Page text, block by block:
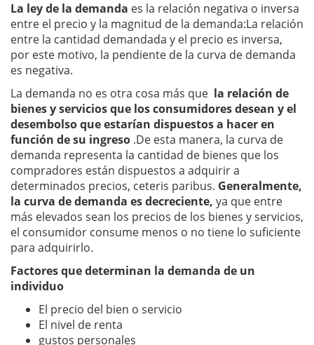
La ley de la demanda es la relación negativa o inversa
entre el precio y la magnitud de la demanda:La relación
entre la cantidad demandada y el precio es inversa,
por este motivo, la pendiente de la curva de demanda
es negativa.
La demanda no es otra cosa más que la relación de
bienes y servicios que los consumidores desean y el
desembolso que estarían dispuestos a hacer en
función de su ingreso .De esta manera, la curva de
demanda representa la cantidad de bienes que los
compradores están dispuestos a adquirir a
determinados precios, ceteris paribus. Generalmente,
la curva de demanda es decreciente, ya que entre
más elevados sean los precios de los bienes y servicios,
el consumidor consume menos o no tiene lo suficiente
para adquirirlo.
Factores que determinan la demanda de un
individuo
El precio del bien o servicio
El nivel de renta
gustos personales